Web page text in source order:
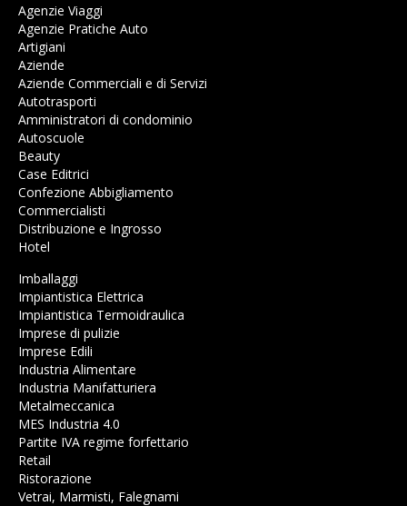
Agenzie Viaggi
Agenzie Pratiche Auto
Artigiani
Aziende
Aziende Commerciali e di Servizi
Autotrasporti
Amministratori di condominio
Autoscuole
Beauty
Case Editrici
Confezione Abbigliamento
Commercialisti
Distribuzione e Ingrosso
Hotel
Imballaggi
Impiantistica Elettrica
Impiantistica Termoidraulica
Imprese di pulizie
Imprese Edili
Industria Alimentare
Industria Manifatturiera
Metalmeccanica
MES Industria 4.0
Partite IVA regime forfettario
Retail
Ristorazione
Vetrai, Marmisti, Falegnami